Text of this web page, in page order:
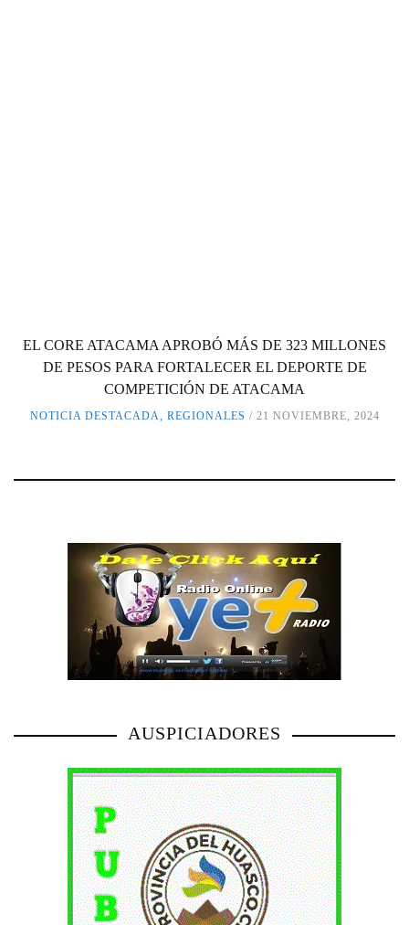
EL CORE ATACAMA APROBÓ MÁS DE 323 MILLONES
DE PESOS PARA FORTALECER EL DEPORTE DE
COMPETICIÓN DE ATACAMA
NOTICIA DESTACADA, REGIONALES 21 NOVIEMBRE, 2024
AUSPICIADORES